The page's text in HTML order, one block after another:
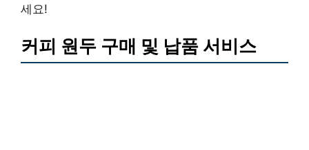
세요!
커피 원두 구매 및 납품 서비스